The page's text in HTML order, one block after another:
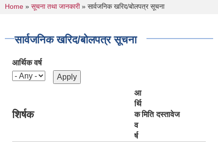
You are here
Home » सूचना तथा जानकारी» सार्वजनिक खरिद/बोलपत्र सूचना
सार्वजनिक खरिद/बोलपत्र सूचना
आर्थिक वर्ष
शिर्षक
आ
र्थि
क
व
र्ष
मिति दस्तावेज